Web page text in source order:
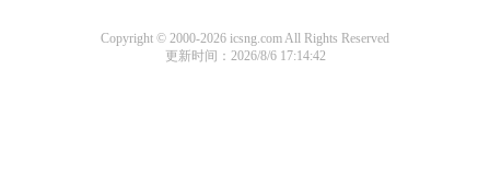
Copyright © 2000-2026 icsng.com All Rights Reserved
更新时间：2026/8/6 17:14:42